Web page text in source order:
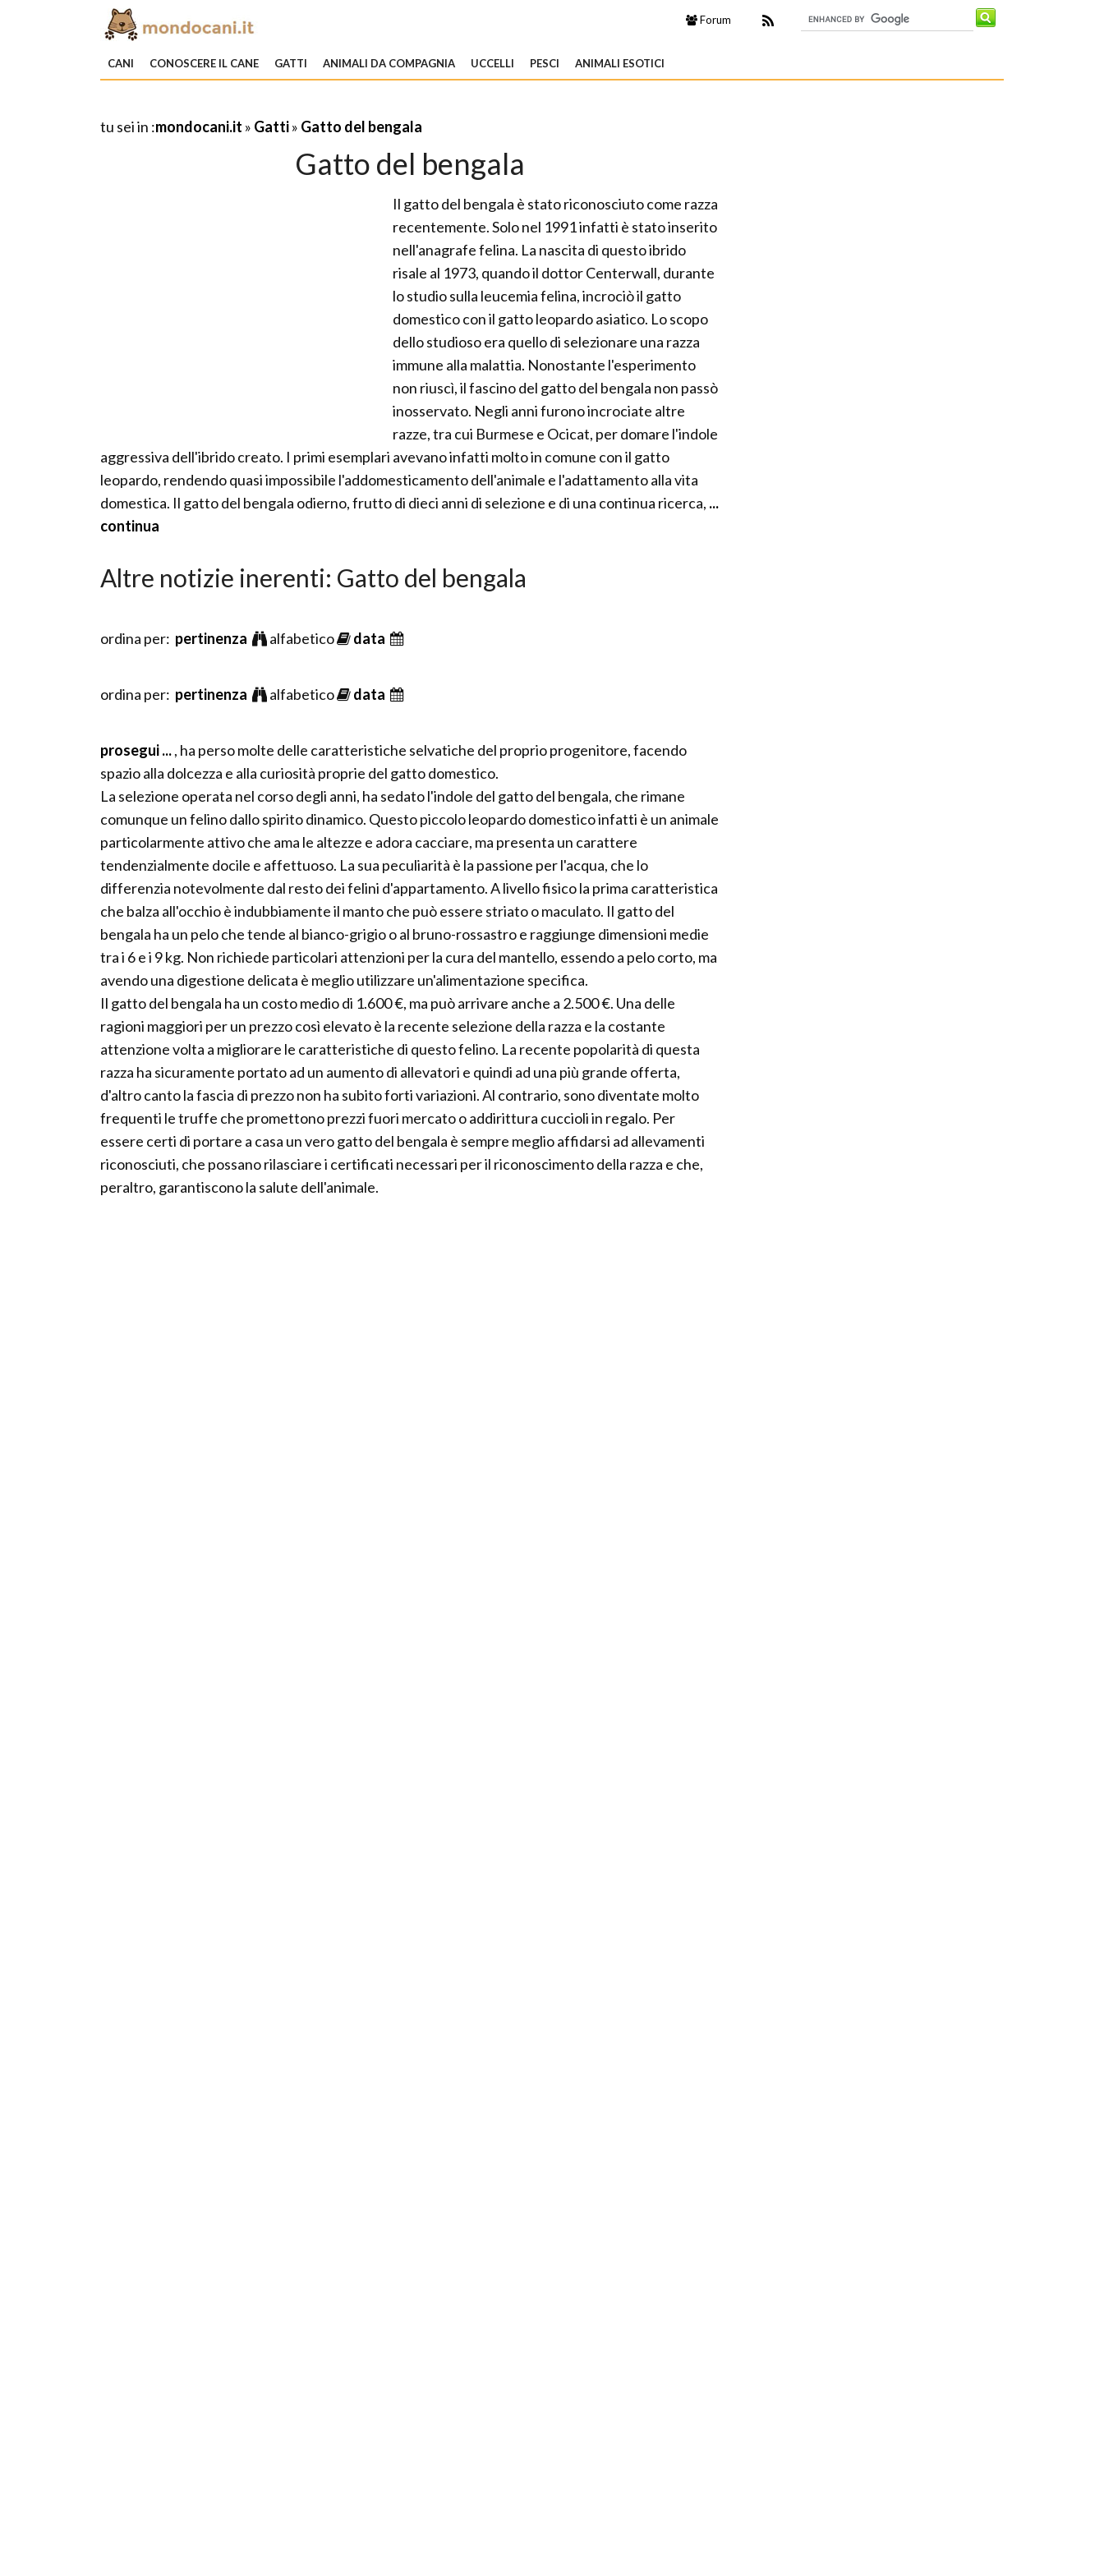
Forum
CANI CONOSCERE IL CANE GATTI ANIMALI DA COMPAGNIA UCCELLI PESCI ANIMALI ESOTICI
tu sei in :mondocani.it » Gatti» Gatto del bengala
Gatto del bengala
Il gatto del bengala è stato riconosciuto come razza
recentemente. Solo nel 1991 infatti è stato inserito
nell'anagrafe felina. La nascita di questo ibrido
risale al 1973, quando il dottor Centerwall, durante
lo studio sulla leucemia felina, incrociò il gatto
domestico con il gatto leopardo asiatico. Lo scopo
dello studioso era quello di selezionare una razza
immune alla malattia. Nonostante l'esperimento
non riuscì, il fascino del gatto del bengala non passò
inosservato. Negli anni furono incrociate altre
razze, tra cui Burmese e Ocicat, per domare l'indole
aggressiva dell'ibrido creato. I primi esemplari avevano infatti molto in comune con il gatto
leopardo, rendendo quasi impossibile l'addomesticamento dell'animale e l'adattamento alla vita
domestica. Il gatto del bengala odierno, frutto di dieci anni di selezione e di una continua ricerca, ...
continua
Altre notizie inerenti: Gatto del bengala
ordina per: pertinenza alfabetico data
ordina per: pertinenza alfabetico data
prosegui ..., ha perso molte delle caratteristiche selvatiche del proprio progenitore, facendo
spazio alla dolcezza e alla curiosità proprie del gatto domestico.
La selezione operata nel corso degli anni, ha sedato l'indole del gatto del bengala, che rimane
comunque un felino dallo spirito dinamico. Questo piccolo leopardo domestico infatti è un animale
particolarmente attivo che ama le altezze e adora cacciare, ma presenta un carattere
tendenzialmente docile e affettuoso. La sua peculiarità è la passione per l'acqua, che lo
differenzia notevolmente dal resto dei felini d'appartamento. A livello fisico la prima caratteristica
che balza all'occhio è indubbiamente il manto che può essere striato o maculato. Il gatto del
bengala ha un pelo che tende al bianco-grigio o al bruno-rossastro e raggiunge dimensioni medie
tra i 6 e i 9 kg. Non richiede particolari attenzioni per la cura del mantello, essendo a pelo corto, ma
avendo una digestione delicata è meglio utilizzare un'alimentazione specifica.
Il gatto del bengala ha un costo medio di 1.600 €, ma può arrivare anche a 2.500 €. Una delle
ragioni maggiori per un prezzo così elevato è la recente selezione della razza e la costante
attenzione volta a migliorare le caratteristiche di questo felino. La recente popolarità di questa
razza ha sicuramente portato ad un aumento di allevatori e quindi ad una più grande offerta,
d'altro canto la fascia di prezzo non ha subito forti variazioni. Al contrario, sono diventate molto
frequenti le truffe che promettono prezzi fuori mercato o addirittura cuccioli in regalo. Per
essere certi di portare a casa un vero gatto del bengala è sempre meglio affidarsi ad allevamenti
riconosciuti, che possano rilasciare i certificati necessari per il riconoscimento della razza e che,
peraltro, garantiscono la salute dell'animale.